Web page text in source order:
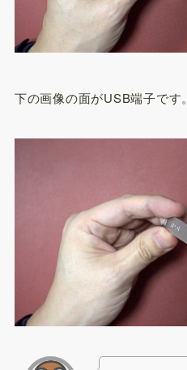
下の画像の面がUSB端子です。